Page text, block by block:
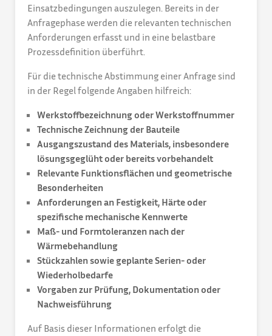
Einsatzbedingungen auszulegen. Bereits in der
Anfragephase werden die relevanten technischen
Anforderungen erfasst und in eine belastbare
Prozessdefinition überführt.
Für die technische Abstimmung einer Anfrage sind
in der Regel folgende Angaben hilfreich:
Werkstoffbezeichnung oder Werkstoffnummer
Technische Zeichnung der Bauteile
Ausgangszustand des Materials, insbesondere
lösungsgeglüht oder bereits vorbehandelt
Relevante Funktionsflächen und geometrische
Besonderheiten
Anforderungen an Festigkeit, Härte oder
spezifische mechanische Kennwerte
Maß- und Formtoleranzen nach der
Wärmebehandlung
Stückzahlen sowie geplante Serien- oder
Wiederholbedarfe
Vorgaben zur Prüfung, Dokumentation oder
Nachweisführung
Auf Basis dieser Informationen erfolgt die